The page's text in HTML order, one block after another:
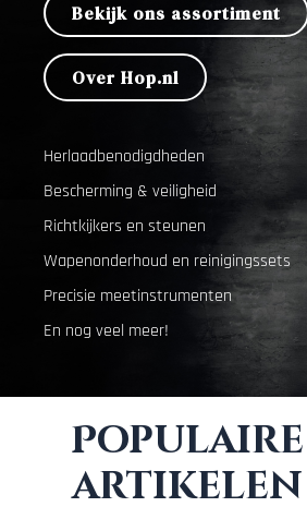
Bekijk ons assortiment
Over Hop.nl
Herlaadbenodigdheden
Bescherming & veiligheid
Richtkijkers en steunen
Wapenonderhoud en reinigingssets
Precisie meetinstrumenten
En nog veel meer!
Populaire
artikelen